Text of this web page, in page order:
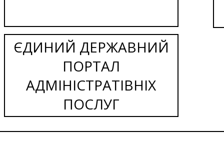
ЄДИНИЙ ДЕРЖАВНИЙ
ПОРТАЛ
АДМІНІСТРАТІВНІХ
ПОСЛУГ